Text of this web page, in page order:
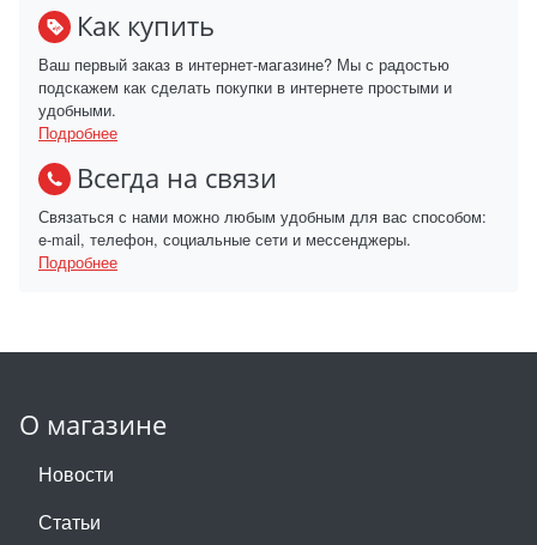
Как купить
Ваш первый заказ в интернет-магазине? Мы с радостью
подскажем как сделать покупки в интернете простыми и
удобными.
Подробнее
Всегда на связи
Связаться с нами можно любым удобным для вас способом:
e-mail, телефон, социальные сети и мессенджеры.
Подробнее
О магазине
Новости
Статьи